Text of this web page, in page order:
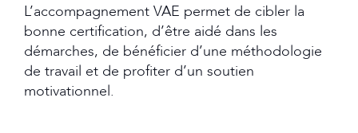
L’accompagnement VAE permet de cibler la
bonne certification, d’être aidé dans les
démarches, de bénéficier d’une méthodologie
de travail et de profiter d’un soutien
motivationnel.